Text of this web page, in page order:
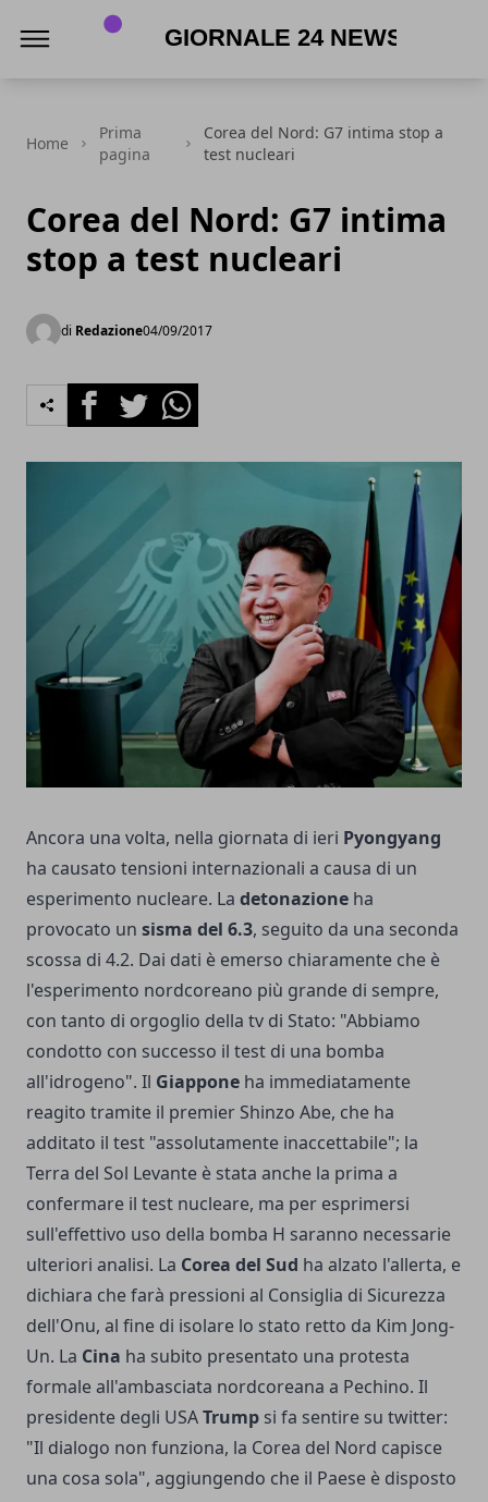
Home
Prima
pagina
Corea del Nord: G7 intima stop a
test nucleari
Corea del Nord: G7 intima
stop a test nucleari
di Redazione04/09/2017
FacebookTwitterWhatsapp
Ancora una volta, nella giornata di ieri Pyongyang
ha causato tensioni internazionali a causa di un
esperimento nucleare. La detonazione ha
provocato un sisma del 6.3, seguito da una seconda
scossa di 4.2. Dai dati è emerso chiaramente che è
l'esperimento nordcoreano più grande di sempre,
con tanto di orgoglio della tv di Stato: "Abbiamo
condotto con successo il test di una bomba
all'idrogeno". Il Giappone ha immediatamente
reagito tramite il premier Shinzo Abe, che ha
additato il test "assolutamente inaccettabile"; la
Terra del Sol Levante è stata anche la prima a
confermare il test nucleare, ma per esprimersi
sull'effettivo uso della bomba H saranno necessarie
ulteriori analisi. La Corea del Sud ha alzato l'allerta, e
dichiara che farà pressioni al Consiglia di Sicurezza
dell'Onu, al fine di isolare lo stato retto da Kim Jong-
Un. La Cina ha subito presentato una protesta
formale all'ambasciata nordcoreana a Pechino. Il
presidente degli USATrump si fa sentire su twitter:
"Il dialogo non funziona, la Corea del Nord capisce
una cosa sola", aggiungendo che il Paese è disposto